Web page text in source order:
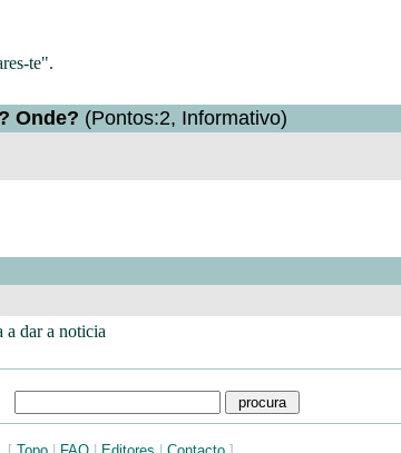
te".
Onde? (Pontos:2, Informativo)
a dar a noticia